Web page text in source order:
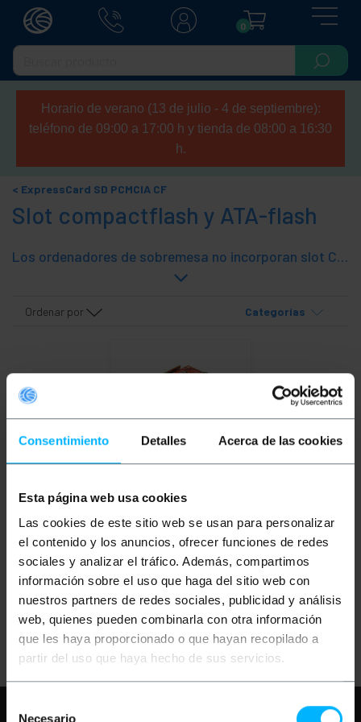
Consentimiento Detalles Acerca de las cookies
Esta página web usa cookies
Las cookies de este sitio web se usan para personalizar
el contenido y los anuncios, ofrecer funciones de redes
sociales y analizar el tráfico. Además, compartimos
información sobre el uso que haga del sitio web con
nuestros partners de redes sociales, publicidad y análisis
web, quienes pueden combinarla con otra información
que les haya proporcionado o que hayan recopilado a
partir del uso que haya hecho de sus servicios.
Necesario
0
Horario de verano (13 de julio - 4 de septiembre):
teléfono de 09:00 a 17:00 h y tienda de 08:00 a 16:30
h.
ExpressCard SD PCMCIA CF
Slot compactflash y ATA-flash
Los ordenadores de sobremesa no incorporan slot CompactFlash (CF) a diferencia de los portátiles. Puede ser interesante tener acceso a tarjetas CompactFlash desde un ordenador de sobremesa, y estos dispositivos le permitiran esta opción. Esto puede ser muy útil para compartir periféricos CompactFlash y tarjetas de memoria CompactFlash.
Ordenar por Categorías
BEMATIK Slot
2xCOMPACTFLASH a
SATA (Adaptador HDD
2.5")
PVP
37,95€
7,59€
7,59€ IVA inc.
PVD
31,75 €
6,35€
Entrega inmediata REF:
Cantidad